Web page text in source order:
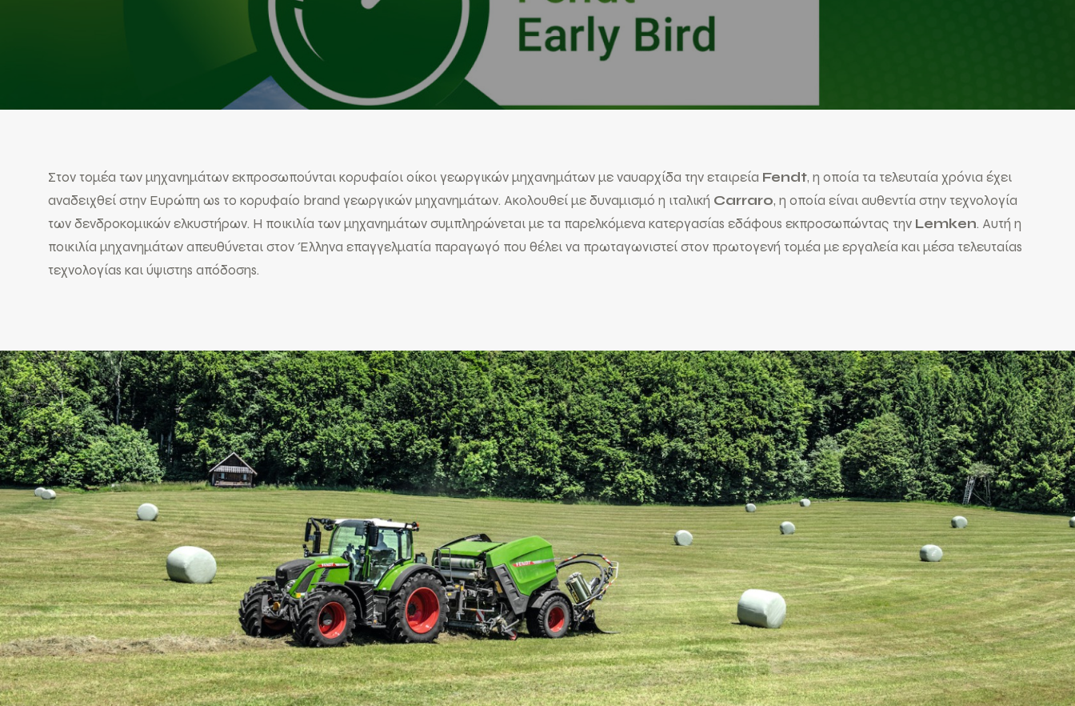
Στον τομέα των μηχανημάτων εκπροσωπούνται κορυφαίοι οίκοι γεωργικών μηχανημάτων με ναυαρχίδα την εταιρεία Fendt, η οποία τα τελευταία χρόνια έχει
αναδειχθεί στην Ευρώπη ωs το κορυφαίο brand γεωργικών μηχανημάτων. Ακολουθεί με δυναμισμό η ιταλική Carraro, η οποία είναι αυθεντία στην τεχνολογία
των δενδροκομικών ελκυστήρων. H ποικιλία των μηχανημάτων συμπληρώνεται με τα παρελκόμενα κατεργασίαs εδάφουs εκπροσωπώντας την Lemken. Αυτή η
ποικιλία μηχανημάτων απευθύνεται στον Έλληνα επαγγελματία παραγωγό που θέλει να πρωταγωνιστεί στον πρωτογενή τομέα με εργαλεία και μέσα τελευταίαs
τεχνολογίαs και ύψιστηs απόδοσηs.